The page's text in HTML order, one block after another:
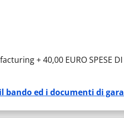
+ 40,00 EURO SPESE DI
bando ed i documenti di gara